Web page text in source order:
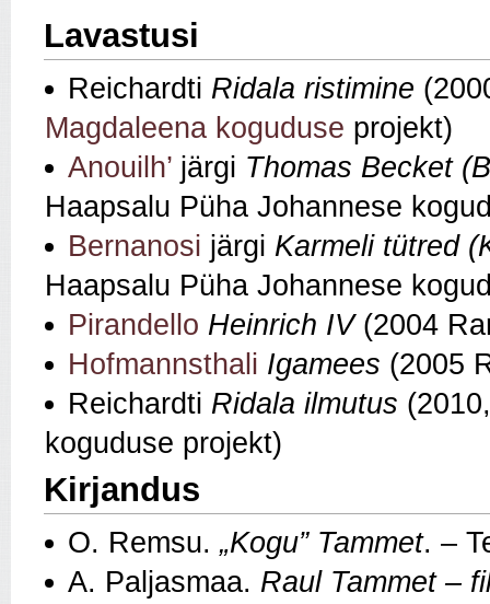
Lavastusi
Reichardti Ridala ristimine
Magdaleena koguduse projekt)
Anouilh’ järgi Thomas Becket
Haapsalu Püha Johannese
Bernanosi järgi Karmeli tütred
Haapsalu Püha Johannese
Pirandello Heinrich IV(2004
Hofmannsthali Igamees (2005
Reichardti Ridala ilmutus
koguduse projekt)
Kirjandus
O. Remsu.„Kogu” Tammet. –
A. Paljasmaa. Raul Tammet –